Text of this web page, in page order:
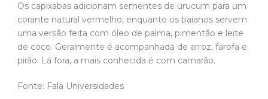
Os capixabas adicionam sementes de urucum para um
corante natural vermelho, enquanto os baianos servem
uma versão feita com óleo de palma, pimentão e leite
de coco. Geralmente é acompanhada de arroz, farofa e
pirão. Lá fora, a mais conhecida é com camarão.
Fonte: Fala Universidades